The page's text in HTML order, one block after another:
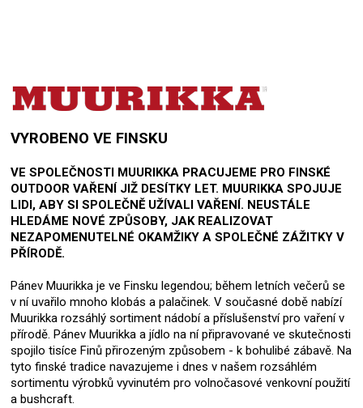
VYROBENO VE FINSKU
VE SPOLEČNOSTI MUURIKKA PRACUJEME PRO FINSKÉ
OUTDOOR VAŘENÍ JIŽ DESÍTKY LET. MUURIKKA SPOJUJE
LIDI, ABY SI SPOLEČNĚ UŽÍVALI VAŘENÍ. NEUSTÁLE
HLEDÁME NOVÉ ZPŮSOBY, JAK REALIZOVAT
NEZAPOMENUTELNÉ OKAMŽIKY A SPOLEČNÉ ZÁŽITKY V
PŘÍRODĚ.
Pánev Muurikka je ve Finsku legendou; během letních večerů se
v ní uvařilo mnoho klobás a palačinek. V současné době nabízí
Muurikka rozsáhlý sortiment nádobí a příslušenství pro vaření v
přírodě. Pánev Muurikka a jídlo na ní připravované ve skutečnosti
spojilo tisíce Finů přirozeným způsobem - k bohulibé zábavě. Na
tyto finské tradice navazujeme i dnes v našem rozsáhlém
sortimentu výrobků vyvinutém pro volnočasové venkovní použití
a bushcraft.